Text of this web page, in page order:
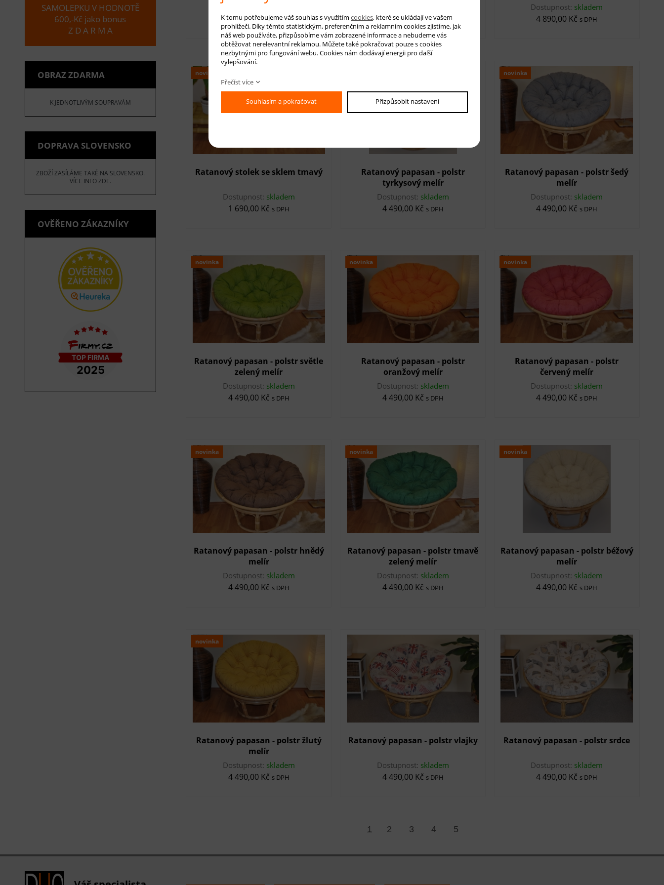
SAMOLEPKU V HODNOTĚ
600,-Kč jako bonus
Z D A R M A
OBRAZ ZDARMA
K JEDNOTLIVÝM SOUPRAVÁM
DOPRAVA SLOVENSKO
ZBOŽÍ ZASÍLÁME TAKÉ NA SLOVENSKO.
VÍCE INFO ZDE.
OVĚŘENO ZÁKAZNÍKY
Dostupnost:skladem
7 990,00 Kčs DPH 4 890,00 Kčs DPH
Dostupnost: skladem
4 890,00 Kč s DPH
novinka
Ratanový stolek se sklem tmavý
Dostupnost: skladem
1 690,00 Kč s DPH
Ratanový papasan - polstr
tyrkysový melír
Dostupnost: skladem
4 490,00 Kč s DPH
novinka
Ratanový papasan - polstr šedý
melír
Dostupnost: skladem
4 490,00 Kč s DPH
novinka
Ratanový papasan - polstr světle
zelený melír
Dostupnost: skladem
4 490,00 Kč s DPH
novinka
Ratanový papasan - polstr
oranžový melír
Dostupnost: skladem
4 490,00 Kč s DPH
novinka
Ratanový papasan - polstr
červený melír
Dostupnost: skladem
4 490,00 Kč s DPH
novinka
Ratanový papasan - polstr hnědý
melír
Dostupnost: skladem
4 490,00 Kč s DPH
novinka
Ratanový papasan - polstr tmavě
zelený melír
Dostupnost: skladem
4 490,00 Kč s DPH
novinka
Ratanový papasan - polstr béžový
melír
Dostupnost: skladem
4 490,00 Kč s DPH
novinka
Ratanový papasan - polstr žlutý
melír
Dostupnost: skladem
4 490,00 Kč s DPH
Ratanový papasan - polstr vlajky
Dostupnost: skladem
4 490,00 Kč s DPH
Ratanový papasan - polstr srdce
Dostupnost: skladem
4 490,00 Kč s DPH
1 2 3 4 5
K tomu potřebujeme váš souhlas s využitím cookies, které se ukládají ve vašem
prohlížeči. Díky těmto statistickým, preferenčním a reklamním cookies zjistíme, jak
náš web používáte, přizpůsobíme vám zobrazené informace a nebudeme vás
obtěžovat nerelevantní reklamou. Můžete také pokračovat pouze s cookies
nezbytnými pro fungování webu. Cookies nám dodávají energii pro další
vylepšování.
Přečíst více
Souhlasím a pokračovat Přizpůsobit nastavení